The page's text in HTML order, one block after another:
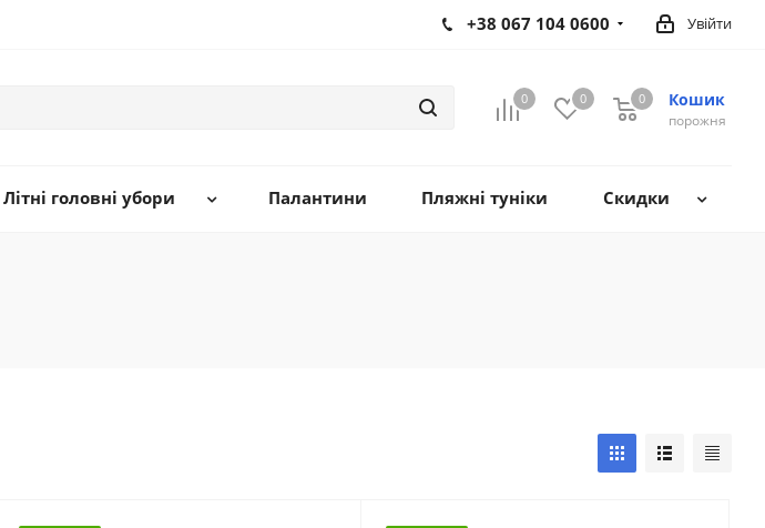
Увійти
+38 067 104 0600
0 0 Кошик
0
порожня
0
Літні головні убори Палантини Пляжні туніки Скидки